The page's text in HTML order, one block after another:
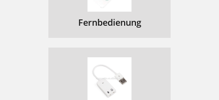
Fernbedienung